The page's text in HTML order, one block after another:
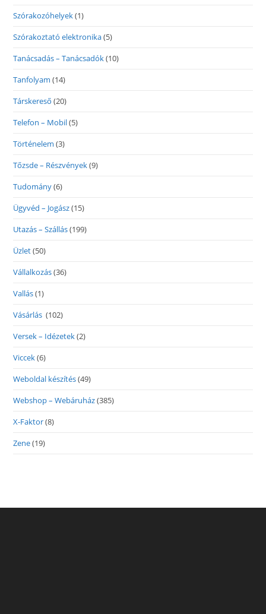
Szórakozóhelyek(1)
Szórakoztató elektronika(5)
Tanácsadás – Tanácsadók(10)
Tanfolyam (14)
Társkereső (20)
Telefon – Mobil(5)
Történelem (3)
Tőzsde – Részvények(9)
Tudomány(6)
Ügyvéd – Jogász(15)
Utazás – Szállás(199)
Üzlet(50)
Vállalkozás(36)
Vallás(1)
Vásárlás (102)
Versek – Idézetek(2)
Viccek(6)
Weboldal készítés(49)
Webshop – Webáruház(385)
X-Faktor(8)
Zene(19)